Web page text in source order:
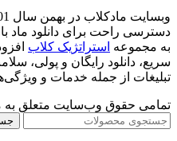
دسترسی راحت برای دانلود ماد
به مجموعه استراتژیک کلاب
سریع، دانلود رایگان و پولی،
تبلیغات از جمله خدمات و
تمامی حقوق وب‌سایت متعلق به